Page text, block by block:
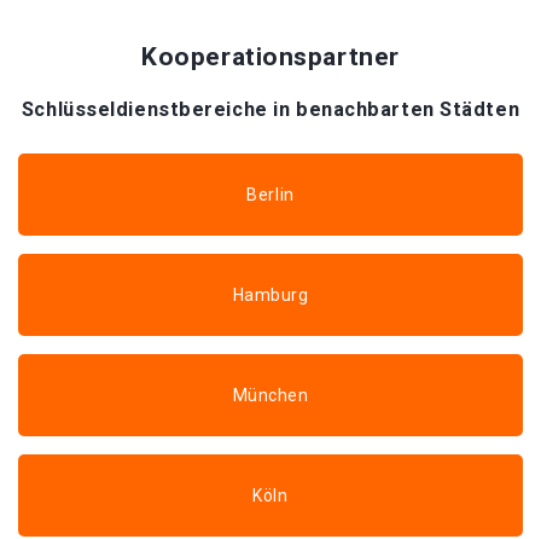
Kooperationspartner
Schlüsseldienstbereiche in benachbarten Städten
Berlin
Hamburg
München
Köln